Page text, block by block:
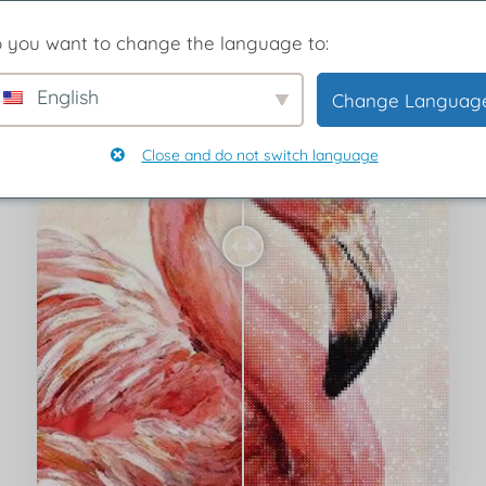
you want to change the language to:
English Change
Close and do not switch language